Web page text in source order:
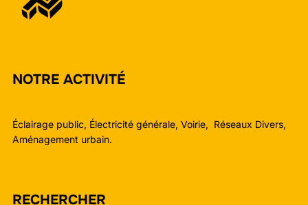
NOTRE ACTIVITÉ
Éclairage public, Électricité générale, Voirie, Réseaux Divers,
Aménagement urbain.
RECHERCHER